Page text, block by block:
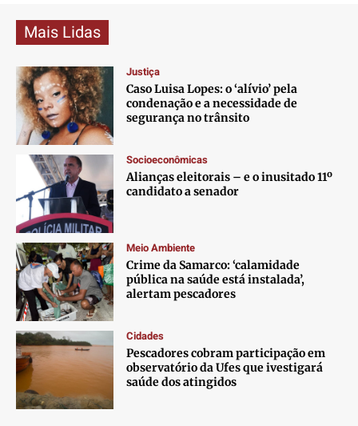
Mais Lidas
Justiça
Caso Luisa Lopes: o ‘alívio’ pela
condenação e a necessidade de
segurança no trânsito
Socioeconômicas
Alianças eleitorais – e o inusitado 11º
candidato a senador
Meio Ambiente
Crime da Samarco: ‘calamidade
pública na saúde está instalada’,
alertam pescadores
Cidades
Pescadores cobram participação em
observatório da Ufes que ivestigará
saúde dos atingidos